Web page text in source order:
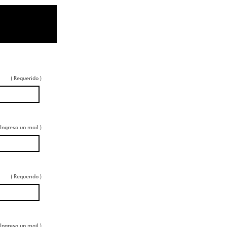
( Requerido )
un mail )
( Requerido )